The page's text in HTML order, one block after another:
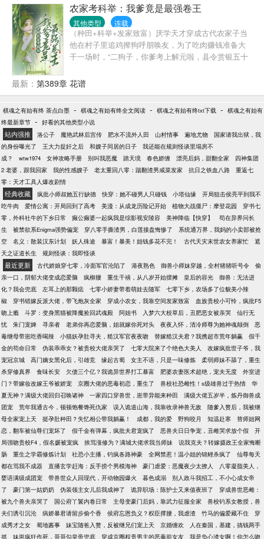
给他招的，招兵买马的钱是妻子给的，一不小心妻子
就给他凑齐了造反的资本。妻子这样信任他鼓励他，
他当然不能辜负她，必须造反成功，不然他对不起这
么爱他的妻子。天下遂传：原来他们皇上决定造反，
是娘娘鼓励的啊。吕颂梨：滚蛋，这个锅她不背！他
农家考科举：我爹竟是最强卷王
其他类型 连载
（种田+科举+发家致富）厌学天才穿成古代农家子当
他在村子里追鸡撵狗呼朋唤友，为了吃肉赚钱准备大
干一场时，“二狗子，你爹考上解元啦，县令赏银五十
时，“二狗子，你爹考试状元啦，你要当官二代啦！”当
他终于考上了状元，准备打马游街时，“二狗子，你爹
科举文男主啊！本文又名无cp无cp(男主和他爹都无cp
救命这是女频文啦，不会开后宫，也没有娶公主)
最新： 第389章 花谱
棋魂之有始有终 茶点白墨 - 棋魂之有始有终全文阅读 - 棋魂之有始有终txt下载 - 棋魂之有始有
终最新章节 - 好看的其他类型小说
站内强推 洛公子 魔艳武林后宫传 肥水不流外人田 山村情事 遍地尤物
国家请我出狱，我
的身份曝光了
王大力捉奸之后 和嫂子同居的日子
我还能在规则怪谈里塌房不
成？
wtw1974 女神攻略手册 别叫我恶魔 踏天境 春色娇缠 漂亮后妈，甜翻全家
四神集团
2·老婆，跟我回家
我的性感嫂子 老太重回八零：踹翻渣男咸菜发家 抗日之铁血八路
重返七
零：天才工具人爆改剧情
经典收藏 疯批小师叔她五行缺德 快穿：她不碰男人只碰钱 小塔仙缘
开局狙击侯亮平到我不
吃牛肉
爱情公寓：开局回到了高考 美漫：从成龙历险记开始 植物大战僵尸：摩登花园
穿书七
零，外科社牛的下乡日常
癫公癫婆一起疯我是综影视安陵容 美神降临【快穿】
苟在异界问长
生
被禁欲系Enigma强势偏宠 穿八零手撕渣男，白莲接盘悔惨了
系统通万界，我妈的小卖部被抢
空
名义：散装汉东计划 妖人殊途 暴富！暴美！姐钱多花不完！ 古代天灾末世农女养家忙
遮
天之证道长生
规则怪谈：我即怪谈
最近更新 古代娇娘穿七零，冷面军官沦陷了 港夜熟色 御兽小师妹穿越，全村猪猪听号令
偷
亲一口，阴郁大佬变成恋爱脑
疯柳腰 重生千禧，从八岁开始摆摊 皇后的容光
御兽：无法进
化？我会兜底
左耳上的那颗痣 七零小娇妻带着萌娃去随军
七零下乡，农场多了位貌美小辣
椒
穿书错嫁反派大佬，带飞炮灰全家 穿成小农女，我靠空间发家致富
血族贵校小可怜，疯批F5
吻上瘾
斗罗：变身黑猫被降魔捡回武魂殿 阿姐书 入梦六大校草后，丑肥恶女被亲哭
仙行无
忧
朱门宠婢 寻亲者 老弟你再恋爱脑，姐就嫁你死对头 夜夜入怀，清冷师尊为她神魂颠倒
恶
毒继母带崽吃香喝辣
小猫妖孕肚寻夫，糙汉军官夜夜吻 替嫁糙汉夫君？我携超市荒年躺赢
假千
金的苟命日常
伪装乖乖女？被贵校大佬亲哭了 七零大院来了个绝色大美人
改嫁疯批世子爷，我
宠冠京城
高门嫡女黑化后，引雄竞 缘起古蜀 女主不语，只是一味修炼
柔弱师妹不舔了，重生
杀穿修真界
食味长安 欠债三个亿？我诡异世界打工暴富 肥婆农妻医术超绝，宠夫无度
外室进
门？带嫁妆改嫁王爷被娇宠
京圈大佬的恶毒初恋，重生了 兽校社恐雌性！s级雄兽过于热情
华
夏无神？满级大佬回归召唤诸神
一家四口穿兽世，崽带异能来种田
满级大佬五岁半，炼丹御兽成
团宠
荒年我通古今，顿顿饱餐馋死仇家 误入诡道山海，我靠收录神兽无敌
随爹入赘后，我被继
母全家宠上天
挺孕肚种田？失忆相公带我躺赢！ 成都，我的爱 野狗咬月 知温赴寒
替师姐网
恋，翻车被仙尊们宠坏了
假千金有弹幕，疯批夫君宠疯了 恶兽夫日日争宠，丑雌哭求放个假
开
局强吻贵校F4，假名媛被宠疯
挨骂涨修为？满城大佬求我当师妹
说我克夫？转嫁摄政王全家悔断
肠
重生之学霸修炼计划 社恐小主播，钓疯各路神豪 全网禁惹！温小姐的锦鲤杀疯了
仙尊每天
都在骂我不成器
直播玄学赶海：反手捞个男模海神 豪门虐爱：恶魔夜少太撩人
八零凝脂美人，
婴语满级成团宠
带兽世众人回现代，开动物园爆火 暮色成溺
别人政斗我招工，不小心成女帝
了
豪门第一姑奶奶 伪装领主女儿后我成神了 诡异职场：陈护士又来值夜班了
穿成兽世恶雌：
被九个兽夫亲哭了
国公府丫鬟内卷日常 主母变豪门后妈，靠武力征服全家
兽校钓系女教授，兽
夫们诱引沉沦
病娇暴君请留步偷个香 侯府忘恩负义？权臣撑腰，我虐渣 竹马的偏爱藏不住
穿
成秀才之女
蜀地酱事 妹宝随爸入赘，反被继兄们宠上天 京婚缠欢
人在秦国，基建，搞钱两手
抓
妹崽疯狂作死，哥哥勾皇帝兜底 穿成京圈权贵男主的恶毒前女友 我是负心渣女啊！你怎么吻